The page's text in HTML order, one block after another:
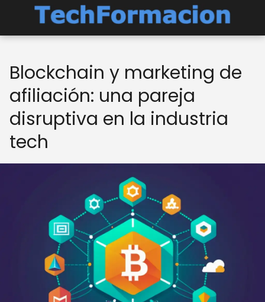
Blockchain y marketing de
afiliación: una pareja
disruptiva en la industria
tech